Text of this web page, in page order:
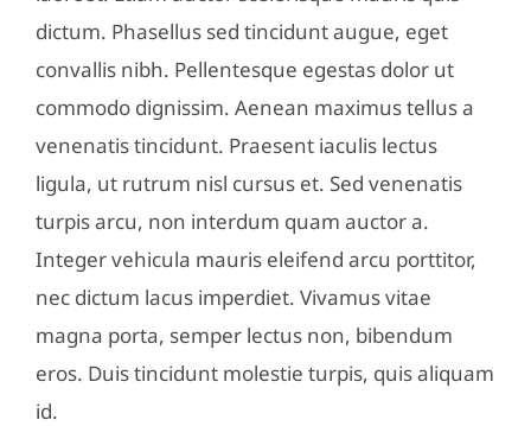
dictum. Phasellus sed tincidunt augue, eget
convallis nibh. Pellentesque egestas dolor ut
commodo dignissim. Aenean maximus tellus a
venenatis tincidunt. Praesent iaculis lectus
ligula, ut rutrum nisl cursus et. Sed venenatis
turpis arcu, non interdum quam auctor a.
Integer vehicula mauris eleifend arcu porttitor,
nec dictum lacus imperdiet. Vivamus vitae
magna porta, semper lectus non, bibendum
eros. Duis tincidunt molestie turpis, quis aliquam
id.